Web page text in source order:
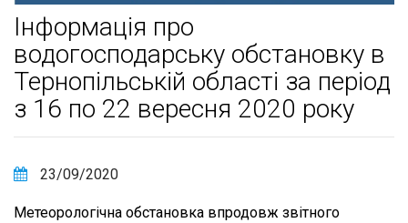
Інформація про
водогосподарську обстановку в
Тернопільській області за період
з 16 по 22 вересня 2020 року
23/09/2020
Метеорологічна обстановка впродовж звітного